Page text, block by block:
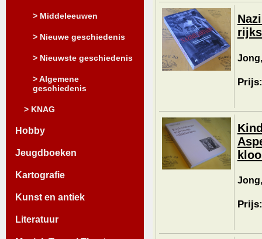
> Middeleeuwen
> Nieuwe geschiedenis
> Nieuwste geschiedenis
> Algemene
geschiedenis
> KNAG
Hobby
Jeugdboeken
Kartografie
Kunst en antiek
Literatuur